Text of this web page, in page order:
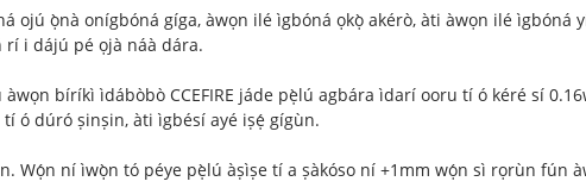
ọ̀nà onígbóná gíga, àwọn ilé ìgbóná ọkọ̀ akérò, àti àwọn ilé ìgbóná
rí i dájú pé ọjà náà dára.
bíríkì ìdábòbò CCEFIRE jáde pẹ̀lú agbára ìdarí ooru tí ó kéré sí
ó dúró ṣinṣin, àti ìgbésí ayé iṣẹ́ gígùn.
ní ìwọ̀n tó péye pẹ̀lú àṣìṣe tí a ṣàkóso ní +1mm wọ́n sì rọrùn fún